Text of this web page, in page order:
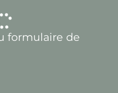
formulaire de